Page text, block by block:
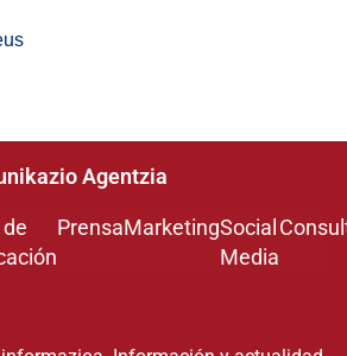
Agentzia
PrensaMarketingSocial
Media